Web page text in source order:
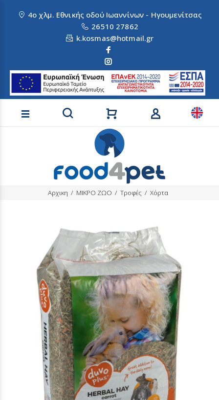
4ο χλμ. Εθνικής οδού Ιωαννίνων - Ηγουμενίτσας
26510 27862
k.kosmas@hotmail.gr
Αναζήτηση προϊόντων
Αρχικη ΜΙΚΡΟ ΖΩΟ Τροφές Χόρτα